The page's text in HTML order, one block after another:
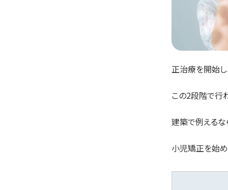
正治療を開始し
この2段階で行
建築で例えるな
小児矯正を始め